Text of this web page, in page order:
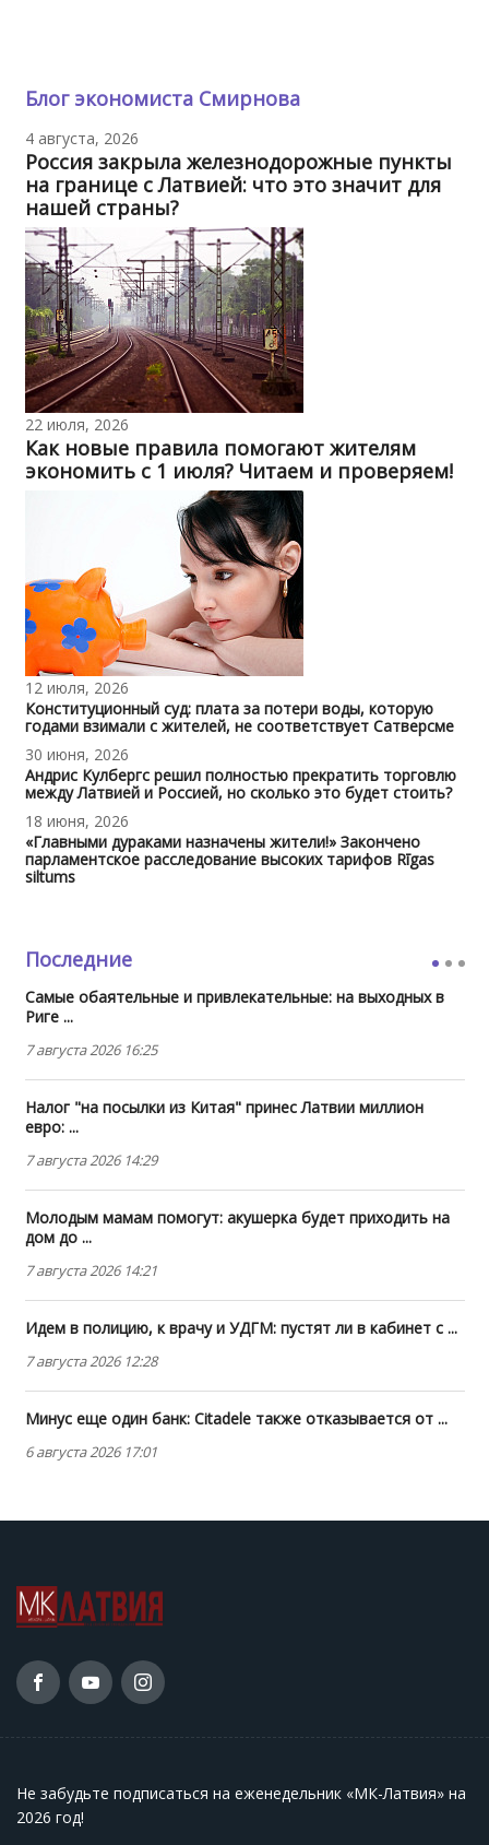
Блог экономиста Смирнова
4 августа, 2026
Россия закрыла железнодорожные пункты
на границе с Латвией: что это значит для
нашей страны?
22 июля, 2026
Как новые правила помогают жителям
экономить с 1 июля? Читаем и проверяем!
12 июля, 2026
Конституционный суд: плата за потери воды, которую
годами взимали с жителей, не соответствует Сатверсме
30 июня, 2026
Андрис Кулбергс решил полностью прекратить торговлю
между Латвией и Россией, но сколько это будет стоить?
18 июня, 2026
«Главными дураками назначены жители!» Закончено
парламентское расследование высоких тарифов Rīgas
siltums
Последние
Самые обаятельные и привлекательные: на выходных в
Риге ...
7 августа 2026 16:25
Налог "на посылки из Китая" принес Латвии миллион
евро: ...
7 августа 2026 14:29
Молодым мамам помогут: акушерка будет приходить на
дом до ...
7 августа 2026 14:21
Идем в полицию, к врачу и УДГМ: пустят ли в кабинет с ...
7 августа 2026 12:28
Минус еще один банк: Citadele также отказывается от ...
6 августа 2026 17:01
Не забудьте подписаться на еженедельник «МК-Латвия» на
2026 год!